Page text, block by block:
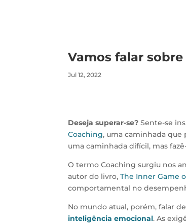
Vamos falar
Jul 12, 2022
Deseja superar-se? Sente-se
Coaching, uma caminhada
uma caminhada difícil, mas
O termo Coaching surgiu nos
autor do livro,The Inner Game
comportamental no
No mundo atual, porém, falar
inteligência emocional. As